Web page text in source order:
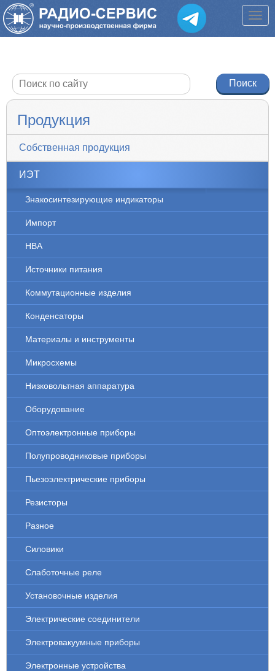
Продукция
Собственная продукция
ИЭТ
Знакосинтезирующие индикаторы
Импорт
НВА
Источники питания
Коммутационные изделия
Конденсаторы
Материалы и инструменты
Микросхемы
Низковольтная аппаратура
Оборудование
Оптоэлектронные приборы
Полупроводниковые приборы
Пьезоэлектрические приборы
Резисторы
Разное
Силовики
Слаботочные реле
Установочные изделия
Электрические соединители
Электровакуумные приборы
Электронные устройства